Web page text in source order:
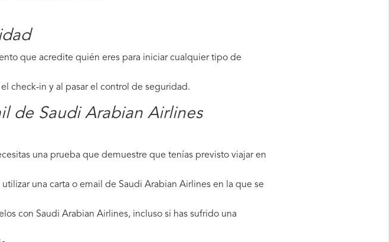
que acredite quién eres para iniciar cualquier tipo de
check-in y al pasar el control de seguridad.
de Saudi Arabian Airlines
una prueba que demuestre que tenías previsto viajar en
una carta o email de Saudi Arabian Airlines en la que se
con Saudi Arabian Airlines, incluso si has sufrido una